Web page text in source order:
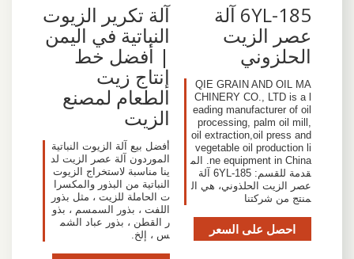
6YL-185 آلة
عصر الزيت
الحلزوني
QIE GRAIN AND OIL MA
CHINERY CO., LTD is a l
eading manufacturer of oil
processing, palm oil mill,
oil extraction,oil press and
vegetable oil production li
ne equipment in China. الم
قدمة للقسم: 6YL-185 آلة
عصر الزيت الحلذوني، هي ال
منتج من شركتنا
احصل على السعر
آلة تكرير الزيوت
النباتية في اليمن
| أفضل خط
إنتاج زيت
الطعام لمصنع
الزيت
أفضل بيع آلة الزيوت النباتية
الموردون آلة عصر الزيت لد
ينا مناسبة لاستخراج الزيوت
النباتية من البذور والمكسرا
ت الحاملة للزيت ، مثل بذور
اللفت ، بذور السمسم ، بذو
ر القطن ، بذور عباد الشم
س ، إلخ.